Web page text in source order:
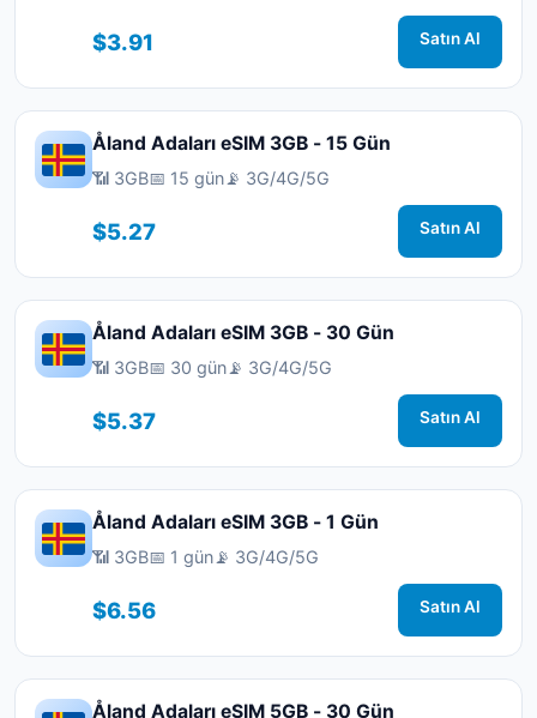
$3.91 Satın Al
Åland Adaları eSIM 3GB - 15 Gün
📶 3GB📅 15 gün📡 3G/4G/5G
$5.27 Satın Al
Åland Adaları eSIM 3GB - 30 Gün
📶 3GB📅 30 gün📡 3G/4G/5G
$5.37 Satın Al
Åland Adaları eSIM 3GB - 1 Gün
📶 3GB📅 1 gün📡 3G/4G/5G
$6.56 Satın Al
Åland Adaları eSIM 5GB - 30 Gün